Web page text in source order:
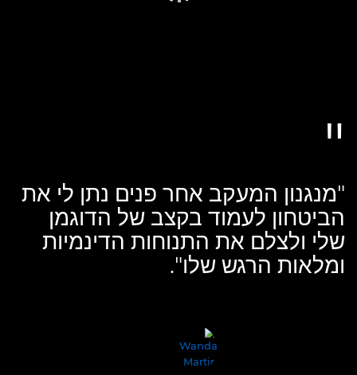
"מנגנון המעקב אחר פנים נתן לי את
הביטחון לעמוד בקצב של הדוגמן
שלי ולצלם את התנוחות הדינמיות
ומלאות הרגש שלו".